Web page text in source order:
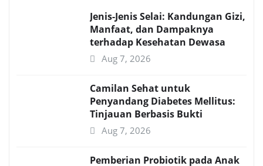
Jenis-Jenis Selai: Kandungan Gizi,
Manfaat, dan Dampaknya
terhadap Kesehatan Dewasa
Aug 7, 2026
Camilan Sehat untuk
Penyandang Diabetes Mellitus:
Tinjauan Berbasis Bukti
Aug 7, 2026
Pemberian Probiotik pada Anak